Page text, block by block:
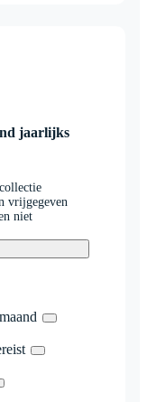
jaarlijks
vrijgegeven
niet